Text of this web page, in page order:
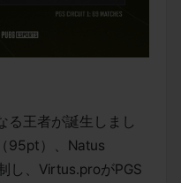
る王者が誕生しまし
95pt）、Natus
し、Virtus.proがPGS